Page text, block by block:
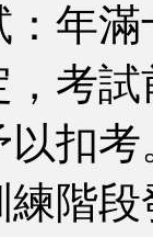
滿
考
扣
階